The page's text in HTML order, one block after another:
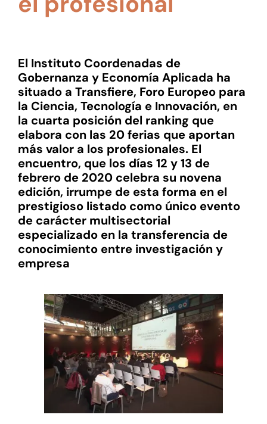
El Instituto Coordenadas de
Gobernanza y Economía Aplicada ha
situado a Transfiere, Foro Europeo para
la Ciencia, Tecnología e Innovación, en
la cuarta posición del ranking que
elabora con las 20 ferias que aportan
más valor a los profesionales. El
encuentro, que los días 12 y 13 de
febrero de 2020 celebra su novena
edición, irrumpe de esta forma en el
prestigioso listado como único evento
de carácter multisectorial
especializado en la transferencia de
conocimiento entre investigación y
empresa